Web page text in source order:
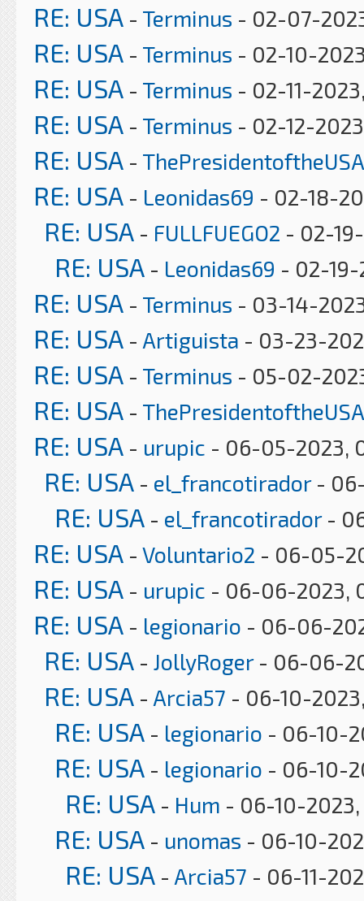
RE: USA - Terminus - 02-07-
RE: USA - Terminus - 02-10-
RE: USA - Terminus - 02-11-
RE: USA - Terminus - 02-12-
RE: USA - ThePresidentoftheUSA
RE: USA - Leonidas69 - 02-18-
RE: USA - FULLFUEGO2 - 02-19-
RE: USA - Leonidas69 - 02-
RE: USA - Terminus - 03-14-
RE: USA - Artiguista - 03-23-
RE: USA - Terminus - 05-02-
RE: USA - ThePresidentoftheUSA
RE: USA - urupic - 06-05-2023,
RE: USA - el_francotirador- 06-
RE: USA - el_francotirador-
RE: USA - Voluntario2 - 06-05-
RE: USA - urupic - 06-06-2023,
RE: USA - legionario - 06-06-
RE: USA - JollyRoger- 06-06-
RE: USA - Arcia57 - 06-10-2023,
RE: USA - legionario - 06-10-
RE: USA - legionario - 06-10-
RE: USA - Hum - 06-10-2023,
RE: USA - unomas - 06-10-
RE: USA - Arcia57 - 06-11-